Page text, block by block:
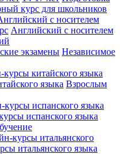
курс для школьников
с носителем
Английский с носителем
экзамены Независимое
китайского языка
языка Взрослым
испанского языка
испанского языка
курсы итальянского
итальянского языка